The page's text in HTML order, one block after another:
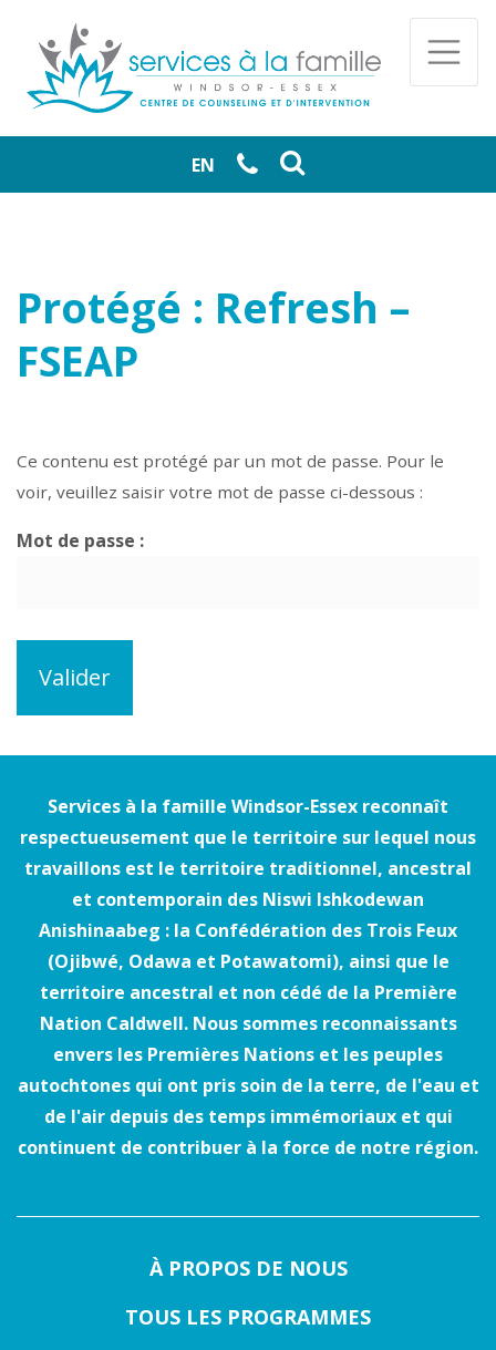
EN
Protégé : Refresh –
FSEAP
Ce contenu est protégé par un mot de passe. Pour le
voir, veuillez saisir votre mot de passe ci-dessous :
Mot de passe :
Services à la famille Windsor-Essex reconnaît
respectueusement que le territoire sur lequel nous
travaillons est le territoire traditionnel, ancestral
et contemporain des Niswi Ishkodewan
Anishinaabeg : la Confédération des Trois Feux
(Ojibwé, Odawa et Potawatomi), ainsi que le
territoire ancestral et non cédé de la Première
Nation Caldwell. Nous sommes reconnaissants
envers les Premières Nations et les peuples
autochtones qui ont pris soin de la terre, de l'eau et
de l'air depuis des temps immémoriaux et qui
continuent de contribuer à la force de notre région.
À PROPOS DE NOUS
TOUS LES PROGRAMMES